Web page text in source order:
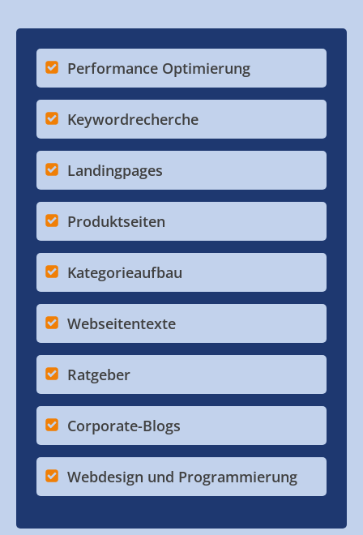
Performance Optimierung
Keywordrecherche
Landingpages
Produktseiten
Kategorieaufbau
Webseitentexte
Ratgeber
Corporate-Blogs
Webdesign und Programmierung